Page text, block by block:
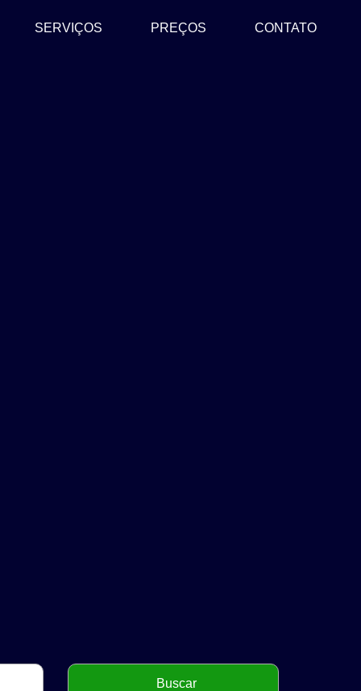
SERVIÇOS PREÇOS CONTATO